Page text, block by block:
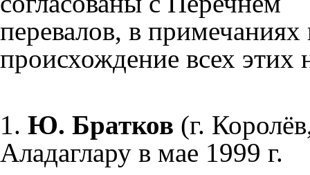
перевалов, в примечаниях
происхождение всех этих
1. Ю. Братков (г.
Аладаглару в мае 1999 г.